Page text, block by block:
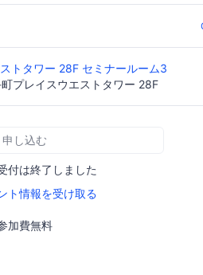
トタワー 28F セミナールーム3
プレイスウエストタワー 28F
申し込む
付は終了しました
ト情報を受け取る
加費無料